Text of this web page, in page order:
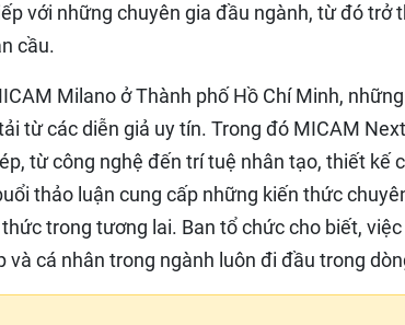
với những chuyên gia đầu ngành, từ đó
cầu.
Milano ở Thành phố Hồ Chí Minh,
từ các diễn giả uy tín. Trong đó MICAM
từ công nghệ đến trí tuệ nhân tạo, thiết kế
thảo luận cung cấp những kiến thức
trong tương lai. Ban tổ chức cho biết,
và cá nhân trong ngành luôn đi đầu trong